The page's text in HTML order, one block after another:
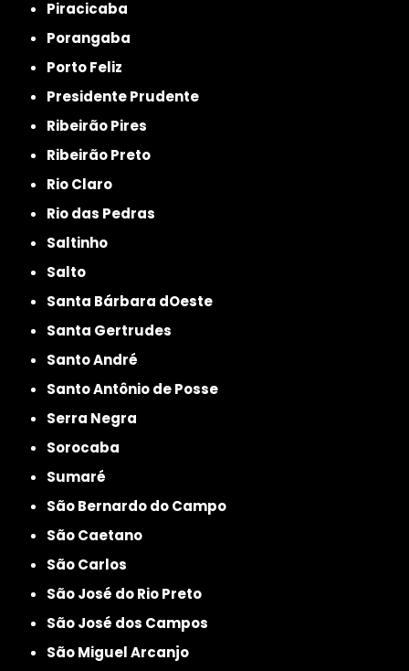
Piracicaba
Porangaba
Porto Feliz
Presidente Prudente
Ribeirão Pires
Ribeirão Preto
Rio Claro
Rio das Pedras
Saltinho
Salto
Santa Bárbara dOeste
Santa Gertrudes
Santo André
Santo Antônio de Posse
Serra Negra
Sorocaba
Sumaré
São Bernardo do Campo
São Caetano
São Carlos
São José do Rio Preto
São José dos Campos
São Miguel Arcanjo